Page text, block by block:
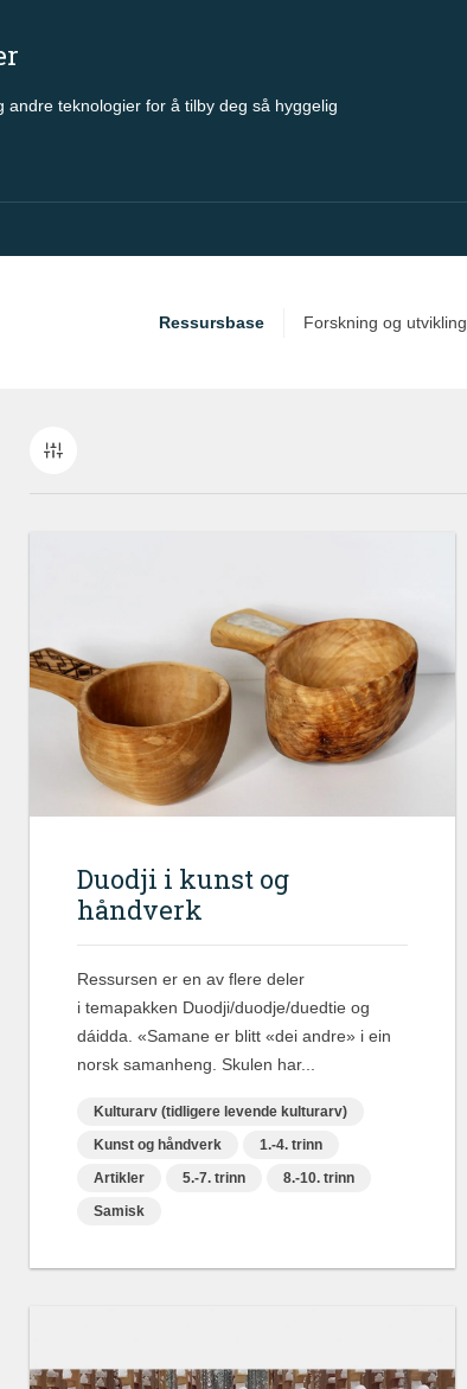
teknologier for å tilby deg så hyggelig
Ressursbase Forskning og utvikling
Duodji i kunst og
håndverk
Ressursen er en av flere deler
i temapakken Duodji/duodje/duedtie og
dáidda. «Samane er blitt «dei andre» i ein
norsk samanheng. Skulen har...
Kulturarv (tidligere levende kulturarv)
Kunst og håndverk
1.-4. trinn
Artikler
5.-7. trinn
8.-10. trinn
Samisk